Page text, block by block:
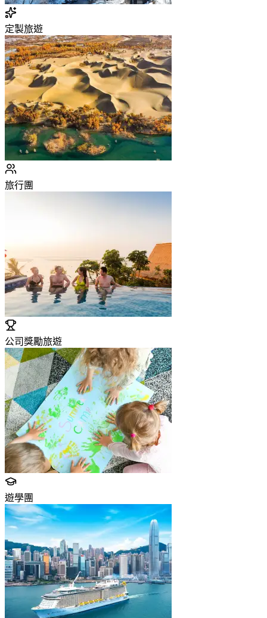
定製旅遊
旅行團
公司獎勵旅遊
遊學團